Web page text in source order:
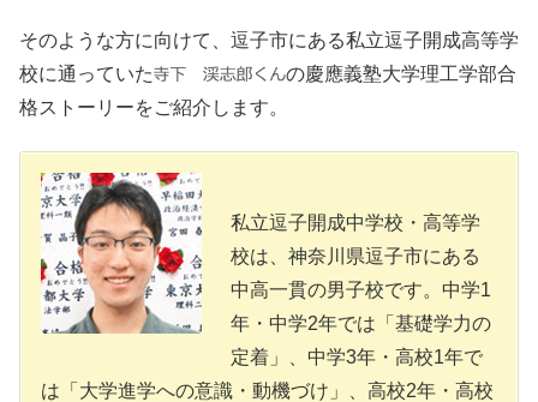
そのような方に向けて、逗子市にある私立逗子開成高等学
校に通っていた
の慶應義塾大学理工学部合
格ストーリーをご紹介します。
私立逗子開成中学校・高等学
校は、神奈川県逗子市にある
中高一貫の男子校です。中学1
年・中学2年では「基礎学力の
定着」、中学3年・高校1年で
は「大学進学への意識・動機づけ」、高校2年・高校